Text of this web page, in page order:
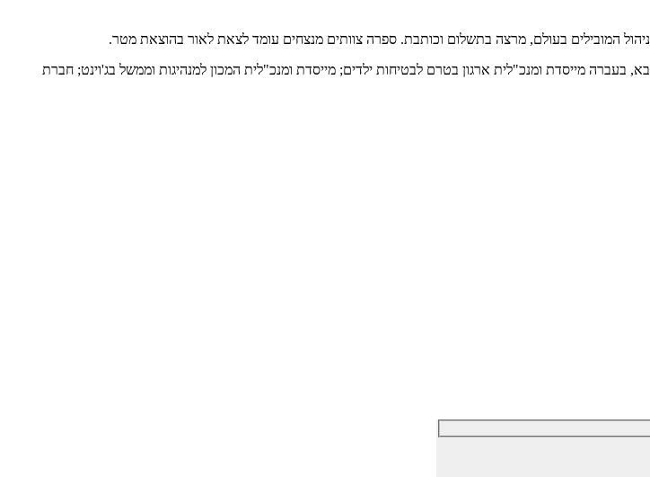
המובילים בעולם, מרצה בתשלום וכותבת. ספרה צוותים מנצחים עומד לצאת לאור בהוצאת מטר.
בעברה מייסדת ומנכ"לית ארגון בטרם לבטיחות ילדים; מייסדת ומנכ"לית המכון למנהיגות וממשל בג'וינט; חברת